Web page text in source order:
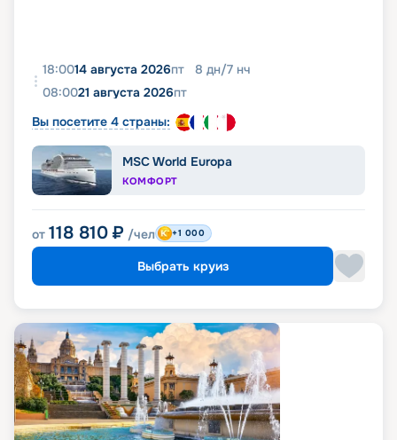
18:0014 августа 2026пт 8 дн/7 нч
08:0021 августа 2026пт
Вы посетите 4 страны:
MSC World Europa
КОМФОРТ
от 118 810 ₽ /чел +1 000
Выбрать круиз